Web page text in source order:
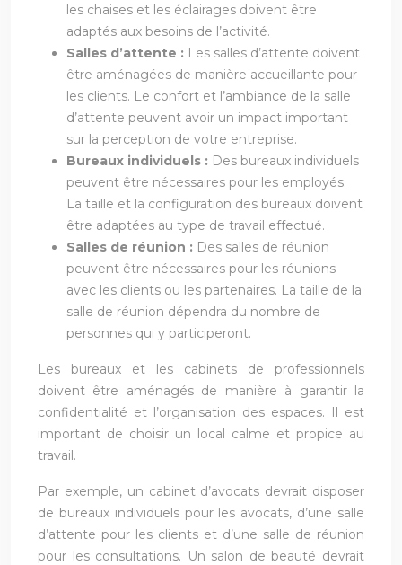
les chaises et les éclairages doivent être
adaptés aux besoins de l’activité.
Salles d’attente : Les salles d’attente doivent
être aménagées de manière accueillante pour
les clients. Le confort et l’ambiance de la salle
d’attente peuvent avoir un impact important
sur la perception de votre entreprise.
Bureaux individuels : Des bureaux individuels
peuvent être nécessaires pour les employés.
La taille et la configuration des bureaux doivent
être adaptées au type de travail effectué.
Salles de réunion : Des salles de réunion
peuvent être nécessaires pour les réunions
avec les clients ou les partenaires. La taille de la
salle de réunion dépendra du nombre de
personnes qui y participeront.
Les bureaux et les cabinets de professionnels
doivent être aménagés de manière à garantir la
confidentialité et l’organisation des espaces. Il est
important de choisir un local calme et propice au
travail.
Par exemple, un cabinet d’avocats devrait disposer
de bureaux individuels pour les avocats, d’une salle
d’attente pour les clients et d’une salle de réunion
pour les consultations. Un salon de beauté devrait